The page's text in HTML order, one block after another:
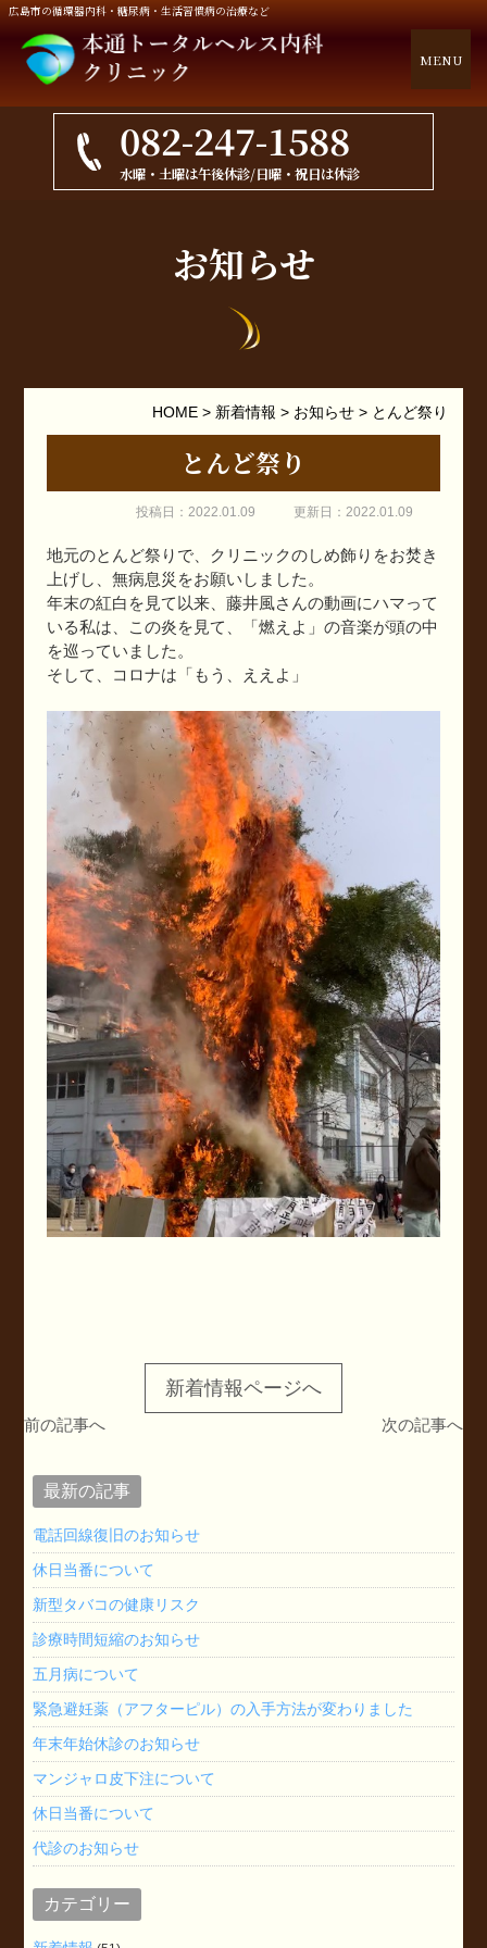
広島市の循環器内科・糖尿病・生活習慣病の治療など
MENU
082-247-1588
水曜・土曜は午後休診/日曜・祝日は休診
お知らせ
HOME> 新着情報 > お知らせ> とんど祭り
とんど祭り
投稿日：2022.01.09 更新日：2022.01.09
地元のとんど祭りで、クリニックのしめ飾りをお焚き
上げし、無病息災をお願いしました。
年末の紅白を見て以来、藤井風さんの動画にハマって
いる私は、この炎を見て、「燃えよ」の音楽が頭の中
を巡っていました。
そして、コロナは「もう、ええよ」
新着情報ページへ
前の記事へ 次の記事へ
最新の記事
電話回線復旧のお知らせ
休日当番について
新型タバコの健康リスク
診療時間短縮のお知らせ
五月病について
緊急避妊薬（アフターピル）の入手方法が変わりました
年末年始休診のお知らせ
マンジャロ皮下注について
休日当番について
代診のお知らせ
カテゴリー